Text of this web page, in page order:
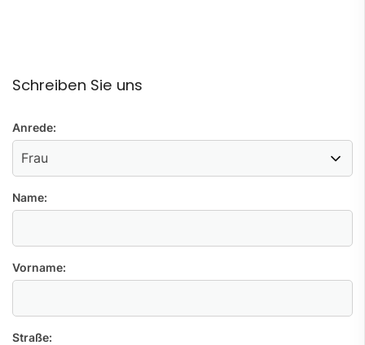
Schreiben Sie uns
Anrede:
Name:
Vorname:
Straße: